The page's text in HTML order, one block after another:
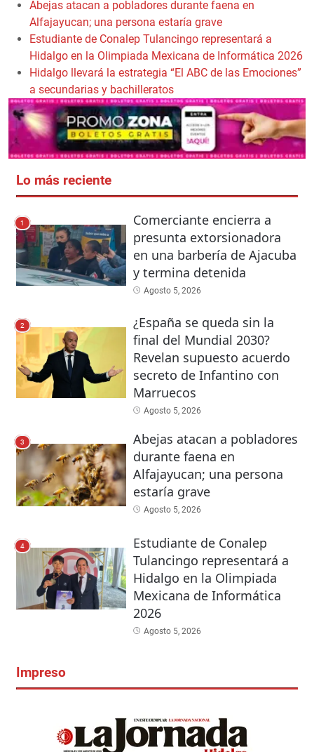
Abejas atacan a pobladores durante faena en
Alfajayucan; una persona estaría grave
Estudiante de Conalep Tulancingo representará a
Hidalgo en la Olimpiada Mexicana de Informática 2026
Hidalgo llevará la estrategia “El ABC de las Emociones”
a secundarias y bachilleratos
Lo más reciente
1
Comerciante encierra a
presunta extorsionadora
en una barbería de Ajacuba
y termina detenida
Agosto 5, 2026
2
¿España se queda sin la
final del Mundial 2030?
Revelan supuesto acuerdo
secreto de Infantino con
Marruecos
Agosto 5, 2026
3
Abejas atacan a pobladores
durante faena en
Alfajayucan; una persona
estaría grave
Agosto 5, 2026
4
Estudiante de Conalep
Tulancingo representará a
Hidalgo en la Olimpiada
Mexicana de Informática
2026
Agosto 5, 2026
Impreso